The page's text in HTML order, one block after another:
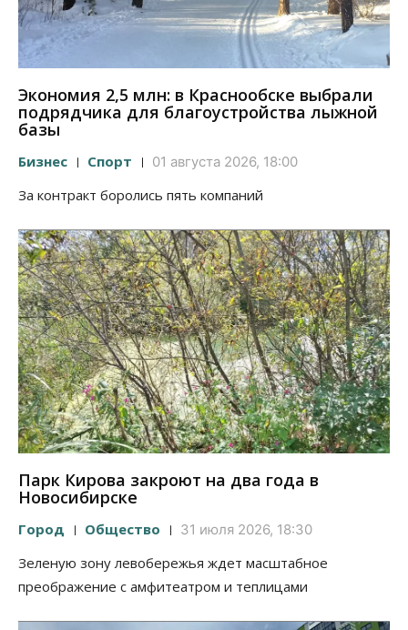
Экономия 2,5 млн: в Краснообске выбрали
подрядчика для благоустройства лыжной
базы
Бизнес Спорт 01 августа 2026, 18:00
За контракт боролись пять компаний
Парк Кирова закроют на два года в
Новосибирске
Город Общество 31 июля 2026, 18:30
Зеленую зону левобережья ждет масштабное
преображение с амфитеатром и теплицами